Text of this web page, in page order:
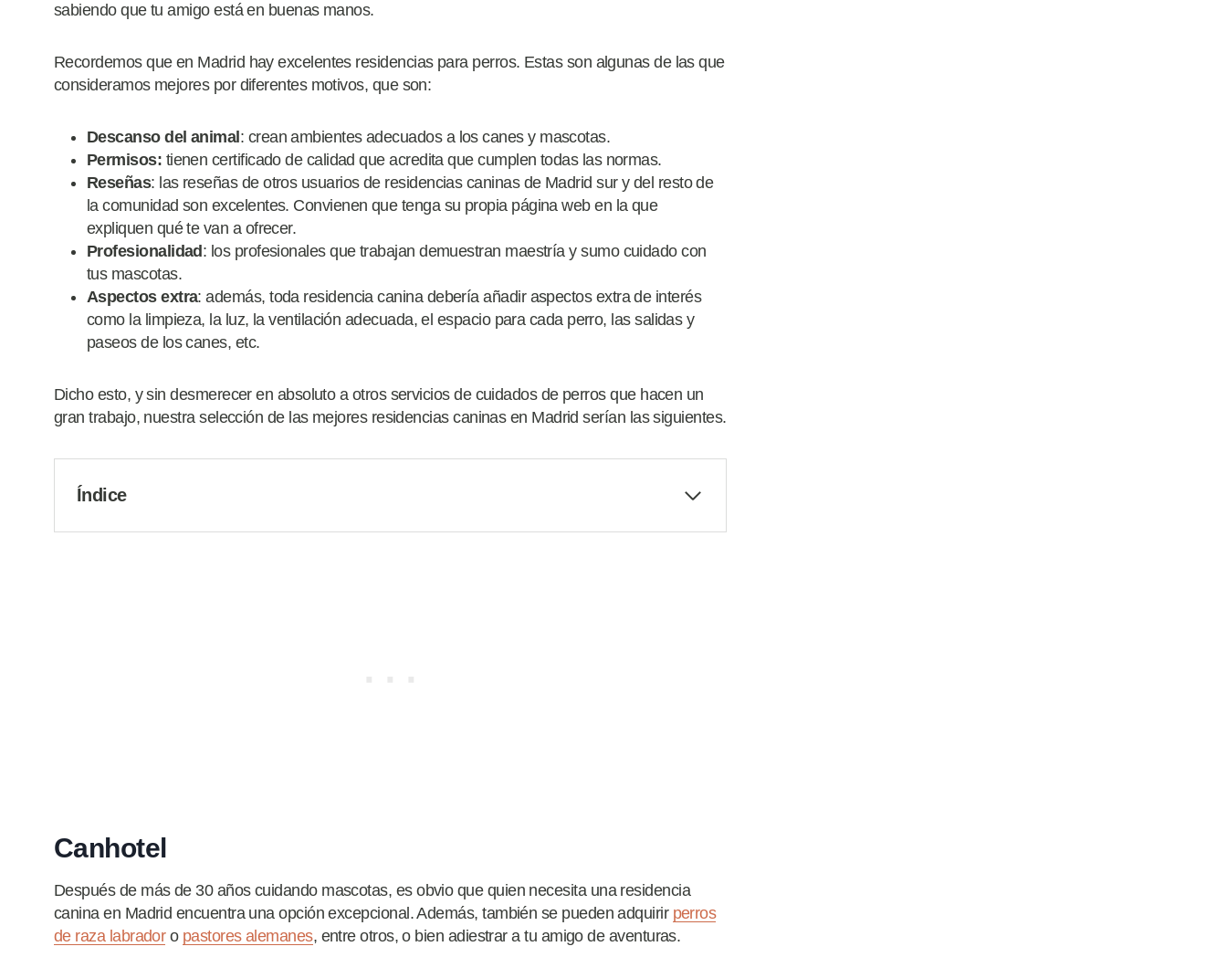
sabiendo que tu amigo está en buenas manos.
Recordemos que en Madrid hay excelentes residencias para perros. Estas son algunas de las que
consideramos mejores por diferentes motivos, que son:
Descanso del animal : crean ambientes adecuados a los canes y mascotas.
Permisos: tienen certificado de calidad que acredita que cumplen todas las normas.
Reseñas: las reseñas de otros usuarios de residencias caninas de Madrid sur y del resto de
la comunidad son excelentes. Convienen que tenga su propia página web en la que
expliquen qué te van a ofrecer.
Profesionalidad : los profesionales que trabajan demuestran maestría y sumo cuidado con
tus mascotas.
Aspectos extra: además, toda residencia canina debería añadir aspectos extra de interés
como la limpieza, la luz, la ventilación adecuada, el espacio para cada perro, las salidas y
paseos de los canes, etc.
Dicho esto, y sin desmerecer en absoluto a otros servicios de cuidados de perros que hacen un
gran trabajo, nuestra selección de las mejores residencias caninas en Madrid serían las siguientes.
Índice
Canhotel
Después de más de 30 años cuidando mascotas, es obvio que quien necesita una residencia
canina en Madrid encuentra una opción excepcional. Además, también se pueden adquirir perros
de raza labradoro pastores alemanes, entre otros, o bien adiestrar a tu amigo de aventuras.